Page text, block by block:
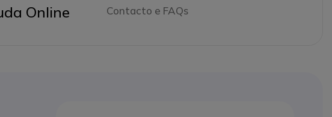
Online Contacto e FAQs